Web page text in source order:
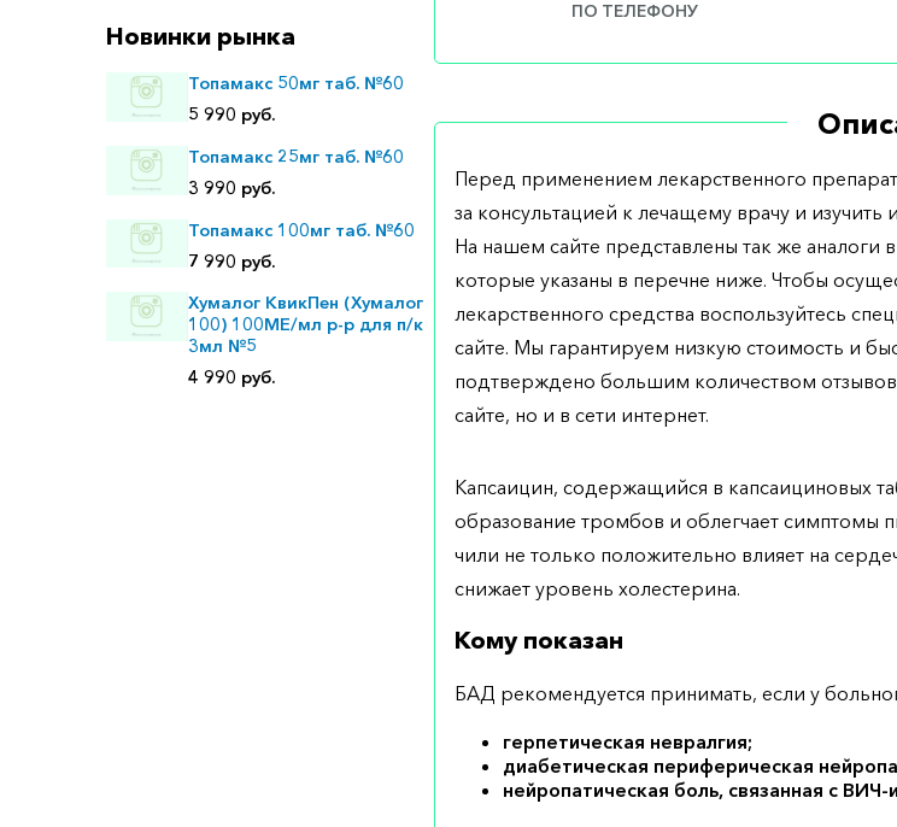
Новинки рынка
Топамакс 50мг таб. №60
5 990 руб.
Топамакс 25мг таб. №60
3 990 руб.
Топамакс 100мг таб. №60
7 990 руб.
Хумалог КвикПен (Хумалог
100) 100МЕ/мл р-р для п/к
3мл №5
4 990 руб.
ПО ТЕЛЕФОНУ
Перед применением лекарственного
за консультацией к лечащему врачу и
На нашем сайте представлены так же аналоги
которые указаны в перечне ниже. Чтобы
лекарственного средства воспользуйтесь
сайте. Мы гарантируем низкую стоимость и
подтверждено большим количеством
сайте, но и в сети интернет.
Капсаицин, содержащийся в капсаициновых
образование тромбов и облегчает симптомы
чили не только положительно влияет на
снижает уровень холестерина.
Кому показан
БАД рекомендуется принимать, если у
герпетическая невралгия;
диабетическая периферическая
нейропатическая боль, связанная с